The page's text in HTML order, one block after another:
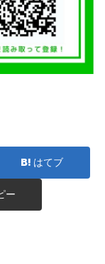
はてブ
ー